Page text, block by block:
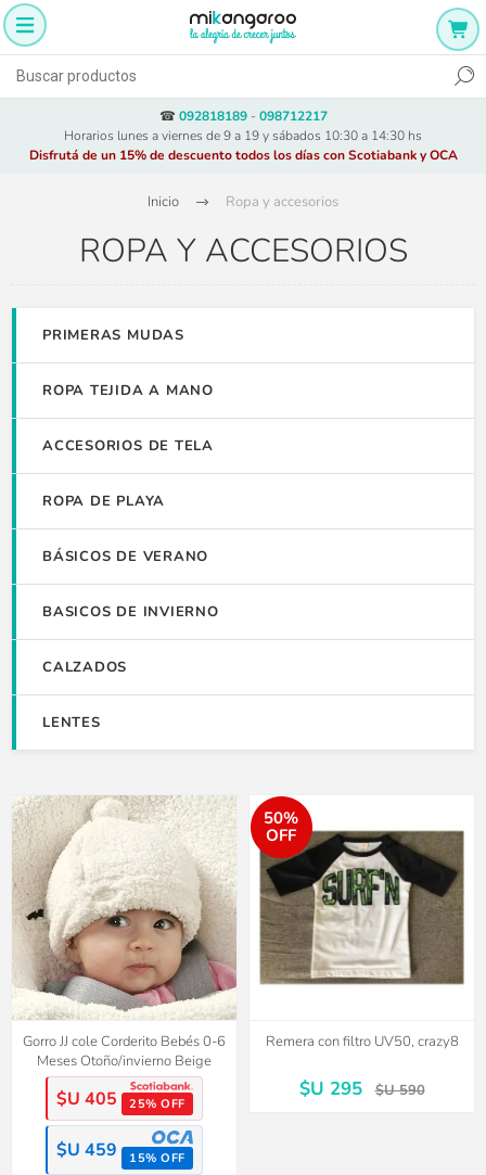
☎ 092818189- 098712217
Horarios lunes a viernes de 9 a 19 y sábados 10:30 a 14:30 hs
Disfrutá de un 15% de descuento todos los días con Scotiabank y OCA
Inicio Ropa y accesorios
ROPA Y ACCESORIOS
PRIMERAS MUDAS
ROPA TEJIDA A MANO
ACCESORIOS DE TELA
ROPA DE PLAYA
BÁSICOS DE VERANO
BASICOS DE INVIERNO
CALZADOS
LENTES
Gorro JJ cole Corderito Bebés 0-6
Meses Otoño/invierno Beige
$U 405 25% OFF
$U 459 15% OFF
50%
OFF
Remera con filtro UV50, crazy8
$U 295 $U 590